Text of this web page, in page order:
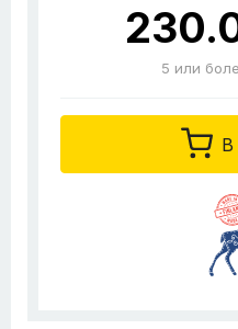
5 или
В